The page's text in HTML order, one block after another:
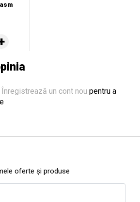
Înregistrează un cont nou pentru a
oferte și produse